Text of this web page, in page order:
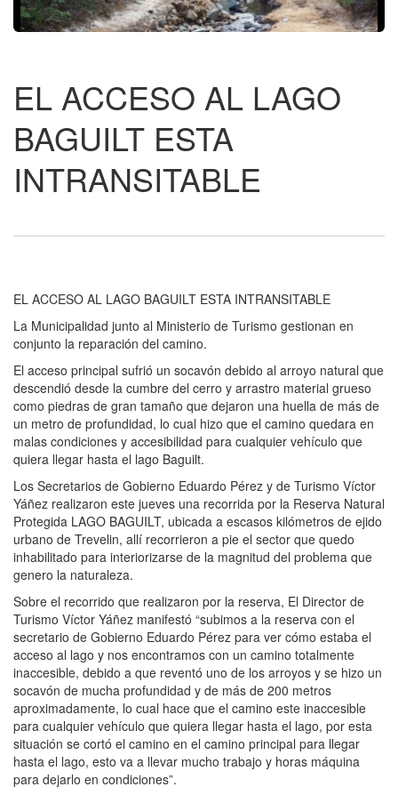
EL ACCESO AL LAGO
BAGUILT ESTA
INTRANSITABLE
EL ACCESO AL LAGO BAGUILT ESTA INTRANSITABLE
La Municipalidad junto al Ministerio de Turismo gestionan en
conjunto la reparación del camino.
El acceso principal sufrió un socavón debido al arroyo natural que
descendió desde la cumbre del cerro y arrastro material grueso
como piedras de gran tamaño que dejaron una huella de más de
un metro de profundidad, lo cual hizo que el camino quedara en
malas condiciones y accesibilidad para cualquier vehículo que
quiera llegar hasta el lago Baguilt.
Los Secretarios de Gobierno Eduardo Pérez y de Turismo Víctor
Yáñez realizaron este jueves una recorrida por la Reserva Natural
Protegida LAGO BAGUILT, ubicada a escasos kilómetros de ejido
urbano de Trevelin, allí recorrieron a pie el sector que quedo
inhabilitado para interiorizarse de la magnitud del problema que
genero la naturaleza.
Sobre el recorrido que realizaron por la reserva, El Director de
Turismo Víctor Yáñez manifestó “subimos a la reserva con el
secretario de Gobierno Eduardo Pérez para ver cómo estaba el
acceso al lago y nos encontramos con un camino totalmente
inaccesible, debido a que reventó uno de los arroyos y se hizo un
socavón de mucha profundidad y de más de 200 metros
aproximadamente, lo cual hace que el camino este inaccesible
para cualquier vehículo que quiera llegar hasta el lago, por esta
situación se cortó el camino en el camino principal para llegar
hasta el lago, esto va a llevar mucho trabajo y horas máquina
para dejarlo en condiciones”.